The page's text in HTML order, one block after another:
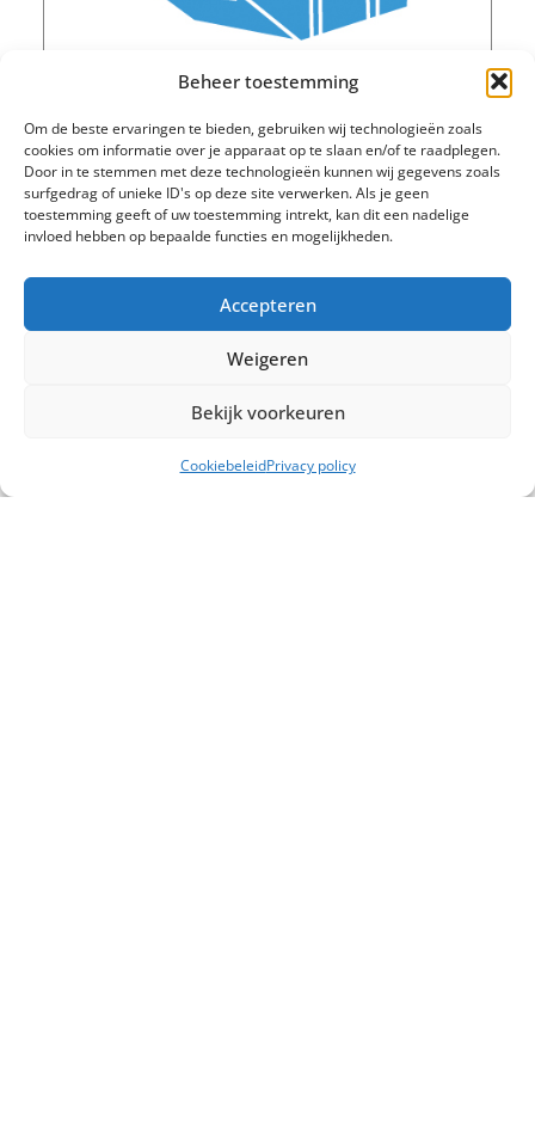
Beheer toestemming
Om de beste ervaringen te bieden, gebruiken wij technologieën zoals
cookies om informatie over je apparaat op te slaan en/of te raadplegen.
Door in te stemmen met deze technologieën kunnen wij gegevens zoals
surfgedrag of unieke ID's op deze site verwerken. Als je geen
toestemming geeft of uw toestemming intrekt, kan dit een nadelige
invloed hebben op bepaalde functies en mogelijkheden.
Accepteren
Weigeren
Bekijk voorkeuren
CookiebeleidPrivacy policy
BOUWAFVAL CONTAINER 9M3
€505 INCL. BTW
Opties selecteren